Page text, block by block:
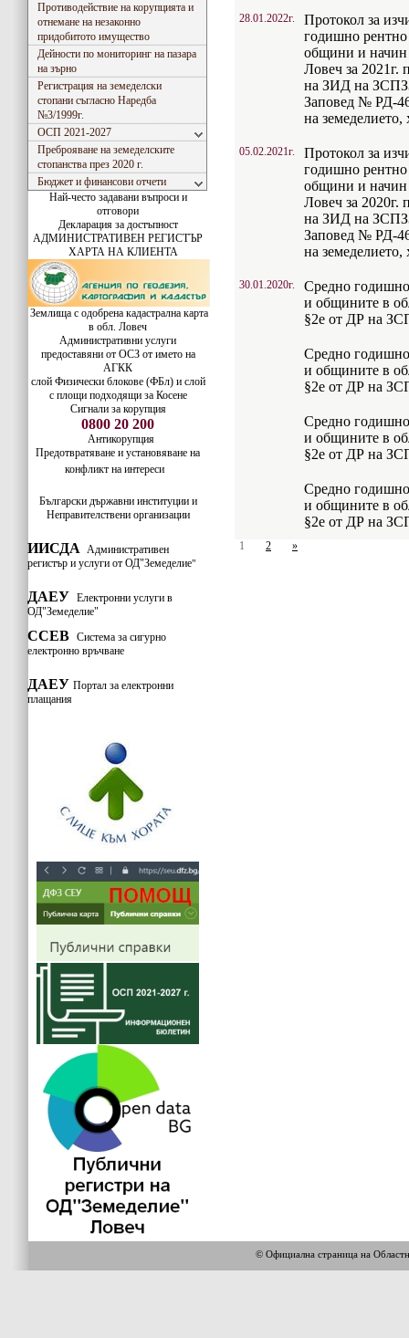
Противодействие на корупцията и
отнемане на незаконно
придобитото имущество
Дейности по мониторинг на пазара
на зърно
Регистрация на земеделски
стопани съгласно Наредба
№3/1999г.
ОСП 2021-2027
Преброяване на земеделските
стопанства през 2020 г.
Бюджет и финансови отчети
Най-често задавани въпроси и
отговори
Декларация за достъпност
АДМИНИСТРАТИВЕН РЕГИСТЪР
ХАРТА НА КЛИЕНТА
Землища с одобрена кадастрална карта
в обл. Ловеч
Административни услуги
предоставяни от ОСЗ от името на
АГКК
слой Физически блокове (ФБл) и слой
с площи подходящи за Косене
Сигнали за корупция
0800 20 200
Антикорупция
Предотвратяване и установяване на
конфликт на интереси
Български държавни институции и
Неправителствени организации
ИИСДА Административен
регистър и услуги от ОД"Земеделие"
ДАЕУ Електронни услуги в
ОД"Земеделие"
ССЕВ Система за сигурно
електронно връчване
ДАЕУ Портал за електронни
плащания
28.01.2022г.
Протокол за
годишно
общини и начин
Ловеч за 2021г.
на ЗИД на
Заповед № РД-
на земеделието,
05.02.2021г.
Протокол за
годишно
общини и начин
Ловеч за 2020г.
на ЗИД на
Заповед № РД-
на земеделието,
30.01.2020г.
Средно
и общините в
§2е от ДР на
Средно
и общините в
§2е от ДР на
Средно
и общините в
§2е от ДР на
Средно
и общините в
§2е от ДР на
1 2 »
© Официална страница на